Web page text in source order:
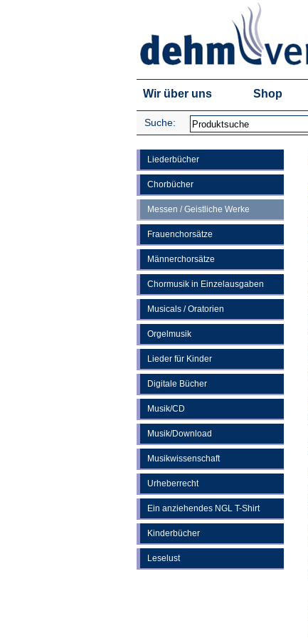
Wir über uns Shop
Suche:
Liederbücher
Chorbücher
Messen / Geistliche Werke
Frauenchorsätze
Männerchorsätze
Chormusik in Einzelausgaben
Musicals / Oratorien
Orgelmusik
Lieder für Kinder
Digitale Bücher
Musik/CD
Musik/Download
Musikwissenschaft
Urheberrecht
Ein anziehendes NGL T-Shirt
Kinderbücher
Leselust